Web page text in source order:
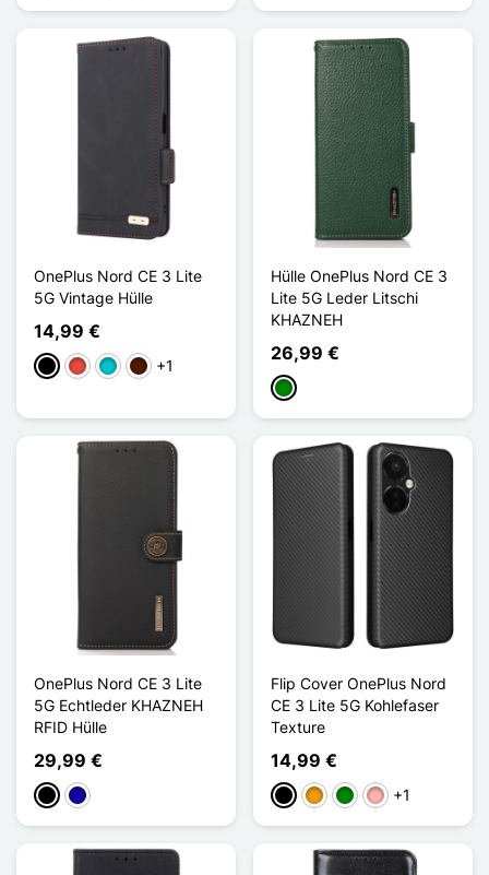
OnePlus Nord CE 3 Lite
5G Vintage Hülle
14,99 €
Schwarz
Rot TürkisDunkelbraun
+1
Hülle OnePlus Nord CE 3
Lite 5G Leder Litschi
KHAZNEH
26,99 €
Grün
OnePlus Nord CE 3 Lite
5G Echtleder KHAZNEH
RFID Hülle
29,99 €
SchwarzDunkelblau
Flip Cover OnePlus Nord
CE 3 Lite 5G Kohlefaser
Texture
14,99 €
Schwarz
Orange
GrünRoségold
+1